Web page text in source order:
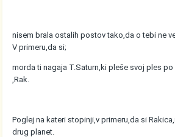
nisem brala ostalih postov tako,da o tebi ne
V primeru,da si;
morda ti nagaja T.Saturn,ki pleše svoj ples
,Rak.
Poglej na kateri stopinji,v primeru,da si
drug planet.